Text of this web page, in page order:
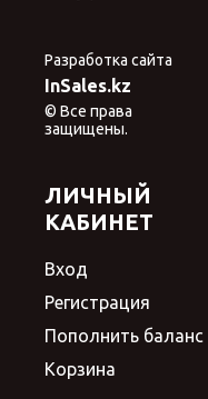
Разработка сайта
InSales.kz
© Все права
защищены.
ЛИЧНЫЙ
КАБИНЕТ
Вход
Регистрация
Пополнить баланс
Корзина